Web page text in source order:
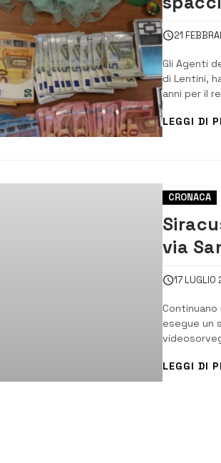
21
Gli Agenti
di Lentini,
anni per il
consumo
LEGGI DI
CRONACA
via
17
esegue un
controllo
LEGGI DI